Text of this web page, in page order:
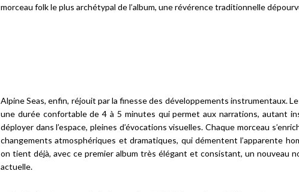
morceau folk le plus archétypal de l’album, une révérence traditionnelle
Alpine Seas, enfin, réjouit par la finesse des développements instrumentaux.
une durée confortable de 4 à 5 minutes qui permet aux narrations, autant
déployer dans l’espace, pleines d’évocations visuelles. Chaque morceau
changements atmosphériques et dramatiques, qui démentent l’apparente
on tient déjà, avec ce premier album très élégant et consistant, un nouveau
actuelle.